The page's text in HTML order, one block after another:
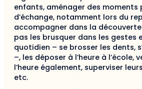
enfants, aménager des moments
d’échange, notamment lors du
accompagner dans la
pas les brusquer dans les gestes
quotidien – se brosser les dents,
–, les déposer à l’heure à l’école,
l’heure également, superviser
etc.